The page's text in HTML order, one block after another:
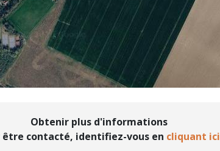
Obtenir plus d'informations
être contacté, identifiez-vous en cliquant ici